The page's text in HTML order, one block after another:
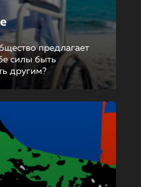
предлагает
силы быть
другим?